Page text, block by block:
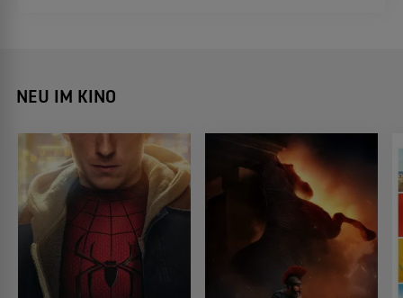
NEU IM KINO